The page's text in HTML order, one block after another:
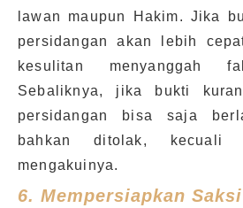
lawan maupun Hakim. Jika
persidangan akan lebih
kesulitan menyanggah
Sebaliknya, jika bukti
persidangan bisa saja
bahkan ditolak, kecuali
mengakuinya.
6. Mempersiapkan Saksi